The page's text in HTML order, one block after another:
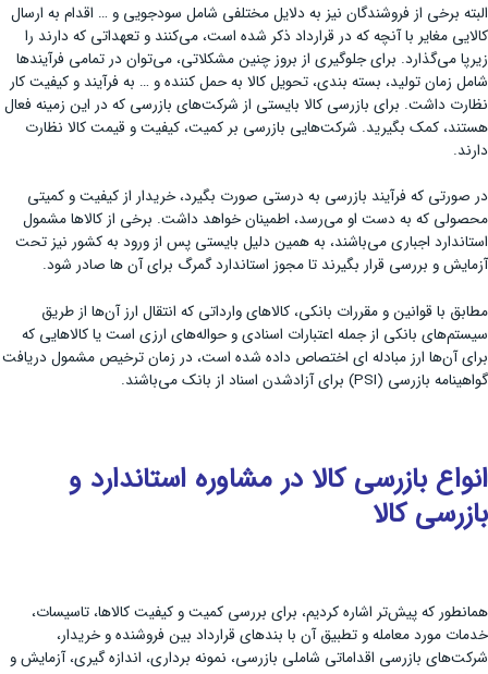
البته برخی از فروشندگان نیز به دلایل مختلفی شامل سودجویی و … اقدام به ارسال
کالایی مغایر با آنچه که در قرارداد ذکر شده است، می‌کنند و تعهداتی که دارند را
زیرپا می‌گذارد. برای جلوگیری از بروز چنین مشکلاتی، می‌توان در تمامی فرآیندها
شامل زمان تولید، بسته بندی، تحویل کالا به حمل کننده و … به فرآیند و کیفیت کار
نظارت داشت. برای بازرسی کالا بایستی از شرکت‌های بازرسی که در این زمینه فعال
هستند، کمک بگیرید. شرکت‌هایی بازرسی بر کمیت، کیفیت و قیمت کالا نظارت
دارند.
در صورتی که فرآیند بازرسی به درستی صورت بگیرد، خریدار از کیفیت و کمیتی
محصولی که به دست او می‌رسد، اطمینان خواهد داشت. برخی از کالاها مشمول
استاندارد اجباری می‌باشند، به همین دلیل بایستی پس از ورود به کشور نیز تحت
آزمایش و بررسی قرار بگیرند تا مجوز استاندارد گمرگ برای آن ها صادر شود.
مطابق با قوانین و مقررات بانکی، کالاهای وارداتی که انتقال ارز آن‌ها از طریق
سیستم‌های بانکی از جمله اعتبارات اسنادی و حواله‌های ارزی است یا کالاهایی که
برای آن‌ها ارز مبادله ای اختصاص داده شده است، در زمان ترخیص مشمول دریافت
گواهینامه بازرسی (PSI) برای آزادشدن اسناد از بانک می‌باشند.
انواع بازرسی کالا در مشاوره استاندارد و
بازرسی کالا
همانطور که پیش‌تر اشاره کردیم، برای بررسی کمیت و کیفیت کالاها، تاسیسات،
خدمات مورد معامله و تطبیق آن با بندهای قرارداد بین فروشنده و خریدار،
شرکت‌های بازرسی اقداماتی شاملی بازرسی، نمونه برداری، اندازه گیری، آزمایش و